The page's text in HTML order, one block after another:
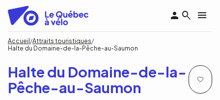
contenu
principal
Fil
Accueil Attraits touristiques
Halte du Domaine-de-la-Pêche-au-Saumon
Halte du Domaine-de-la-
Pêche-au-Saumon